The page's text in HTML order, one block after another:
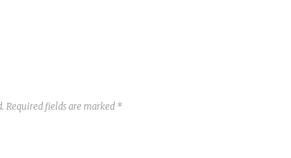
Required fields are marked *